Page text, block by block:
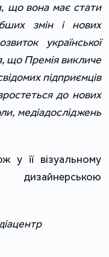
що вона має стати
змін і нових
української
що Премія викличе
підприємців
до нових
медіадосліджень
у її візуальному
дизайнерською